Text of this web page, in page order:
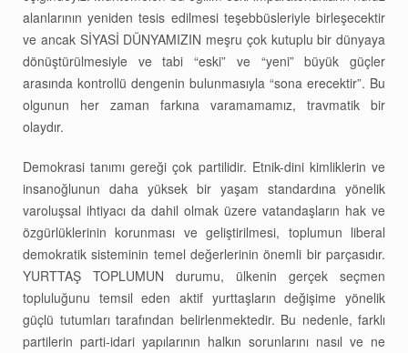
alanlarının yeniden tesis edilmesi teşebbüsleriyle birleşecektir
ve ancak SİYASİ DÜNYAMIZIN meşru çok kutuplu bir dünyaya
dönüştürülmesiyle ve tabi “eski” ve “yeni” büyük güçler
arasında kontrollü dengenin bulunmasıyla “sona erecektir”. Bu
olgunun her zaman farkına varamamamız, travmatik bir
olaydır.
Demokrasi tanımı gereği çok partilidir. Etnik-dini kimliklerin ve
insanoğlunun daha yüksek bir yaşam standardına yönelik
varoluşsal ihtiyacı da dahil olmak üzere vatandaşların hak ve
özgürlüklerinin korunması ve geliştirilmesi, toplumun liberal
demokratik sisteminin temel değerlerinin önemli bir parçasıdır.
YURTTAŞ TOPLUMUN durumu, ülkenin gerçek seçmen
topluluğunu temsil eden aktif yurttaşların değişime yönelik
güçlü tutumları tarafından belirlenmektedir. Bu nedenle, farklı
partilerin parti-idari yapılarının halkın sorunlarını nasıl ve ne